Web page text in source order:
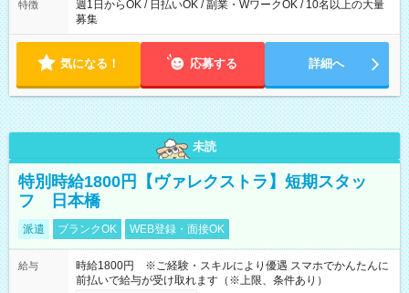
特徴
週1日からOK / 日払いOK / 副業・WワークOK / 10名以上の大量
募集
気になる！ 応募する 詳細へ
未読
特別時給1800円【ヴァレクストラ】短期スタッ
フ 日本橋
派遣 ブランクOK WEB登録・面接OK
給与
時給1800円 ※ご経験・スキルにより優遇 スマホでかんたんに
前払いで給与が受け取れます（※上限、条件あり）